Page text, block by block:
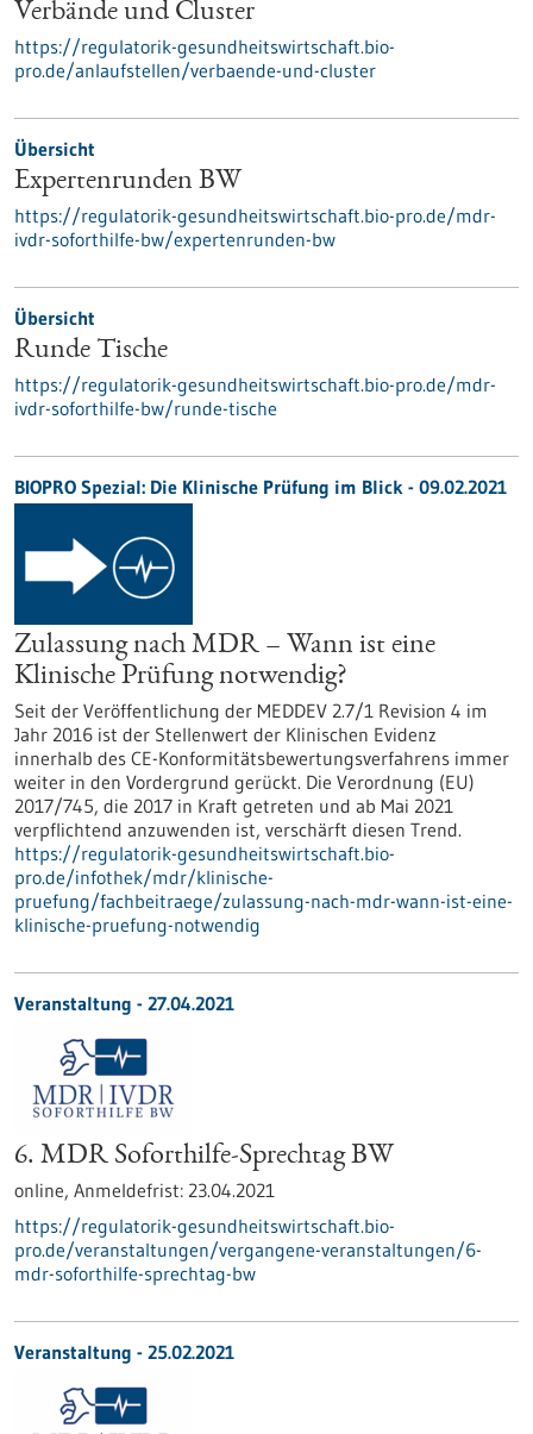
Verbände und Cluster
https://regulatorik-gesundheitswirtschaft.bio-
pro.de/anlaufstellen/verbaende-und-cluster
Übersicht
Expertenrunden BW
https://regulatorik-gesundheitswirtschaft.bio-pro.de/mdr-
ivdr-soforthilfe-bw/expertenrunden-bw
Übersicht
Runde Tische
https://regulatorik-gesundheitswirtschaft.bio-pro.de/mdr-
ivdr-soforthilfe-bw/runde-tische
BIOPRO Spezial: Die Klinische Prüfung im Blick - 09.02.2021
Zulassung nach MDR – Wann ist eine
Klinische Prüfung notwendig?
Seit der Veröffentlichung der MEDDEV 2.7/1 Revision 4 im
Jahr 2016 ist der Stellenwert der Klinischen Evidenz
innerhalb des CE-Konformitätsbewertungsverfahrens immer
weiter in den Vordergrund gerückt. Die Verordnung (EU)
2017/745, die 2017 in Kraft getreten und ab Mai 2021
verpflichtend anzuwenden ist, verschärft diesen Trend.
https://regulatorik-gesundheitswirtschaft.bio-
pro.de/infothek/mdr/klinische-
pruefung/fachbeitraege/zulassung-nach-mdr-wann-ist-eine-
klinische-pruefung-notwendig
Veranstaltung - 27.04.2021
6. MDR Soforthilfe-Sprechtag BW
online, Anmeldefrist: 23.04.2021
https://regulatorik-gesundheitswirtschaft.bio-
pro.de/veranstaltungen/vergangene-veranstaltungen/6-
mdr-soforthilfe-sprechtag-bw
Veranstaltung - 25.02.2021